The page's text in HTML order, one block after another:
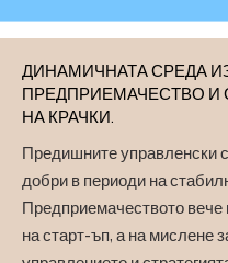
ДИНАМИЧНАТА СРЕДА
ПРЕДПРИЕМАЧЕСТВО И
НА КРАЧКИ.
Предишните управленски
добри в периоди на
Предприемачеството вече
на старт-ъп, а на мислене